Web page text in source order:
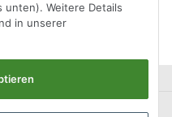
unten). Weitere Details
in unserer